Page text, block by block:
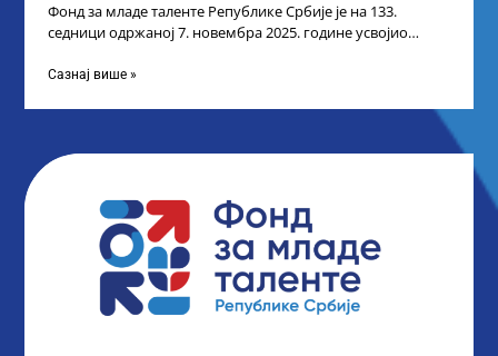
Фонд за младе таленте Републике Србије је на 133.
седници одржаној 7. новембра 2025. године усвојио
Сазнај више »